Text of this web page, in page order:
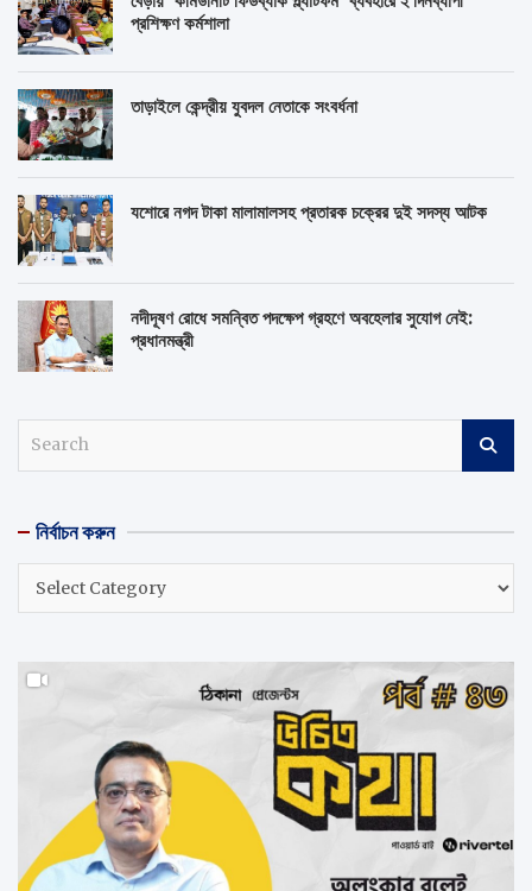
প্রশিক্ষণ কর্মশালা
তাড়াইলে কেন্দ্রীয় যুবদল নেতাকে সংবর্ধনা
যশোরে নগদ টাকা মালামালসহ প্রতারক চক্রের দুই সদস্য আটক
নদীদূষণ রোধে সমন্বিত পদক্ষেপ গ্রহণে অবহেলার সুযোগ নেই:
প্রধানমন্ত্রী
c
h
নির্বাচন করুন
করুন